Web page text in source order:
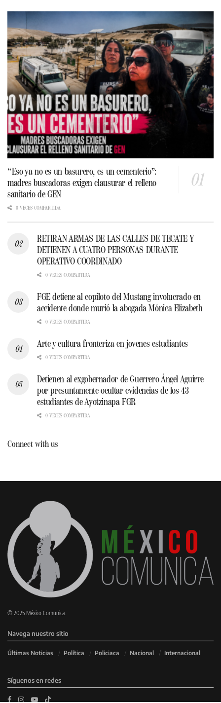
“Eso ya no es un basurero, es un cementerio”:
madres buscadoras exigen clausurar el relleno
sanitario de GEN
0 VECES COMPARTIDA
RETIRAN ARMAS DE LAS CALLES DE TECATE Y
DETIENEN A CUATRO PERSONAS DURANTE
OPERATIVO COORDINADO
0 VECES COMPARTIDA
FGE detiene al copiloto del Mustang involucrado en
accidente donde murió la abogada Mónica Elizabeth
0 VECES COMPARTIDA
Arte y cultura fronteriza en jovenes estudiantes
0 VECES COMPARTIDA
Detienen al exgobernador de Guerrero Ángel Aguirre
por presuntamente ocultar evidencias de los 43
estudiantes de Ayotzinapa FGR
0 VECES COMPARTIDA
Connect with us
© 2025 México Comunica.
Navega nuestro sitio
Últimas Noticias Política Policiaca Nacional Internacional
Síguenos en redes